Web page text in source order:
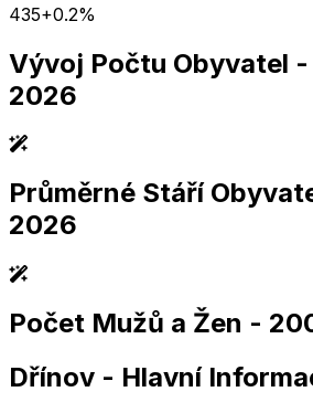
435+0.2%
Vývoj Počtu Obyvatel
2026
2,005 2,010 2,015
2,005 2,010 2,015
Průměrné Stáří
2026
2,005 2,010 2,015
2,005 2,010 2,015
Počet Mužů a Žen -
Dřínov - Hlavní